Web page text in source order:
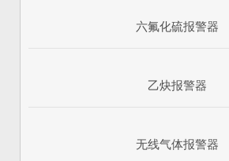
六氟化硫报警器
乙炔报警器
无线气体报警器